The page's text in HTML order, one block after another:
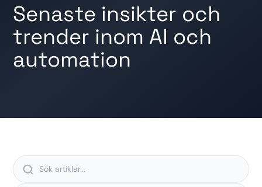
Senaste insikter och
trender inom AI och
automation